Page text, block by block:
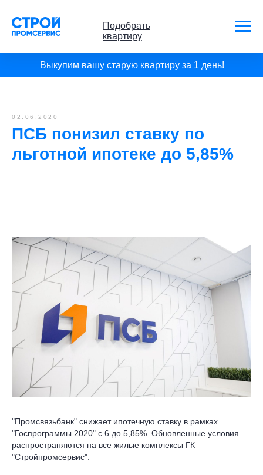
Подобрать
квартиру
Выкупим вашу старую квартиру за 1 день!
02.06.2020
ПСБ понизил ставку по
льготной ипотеке до 5,85%
"Промсвязьбанк" снижает ипотечную ставку в рамках
"Госпрограммы 2020" с 6 до 5,85%. Обновленные условия
распространяются на все жилые комплексы ГК
"Стройпромсервис".